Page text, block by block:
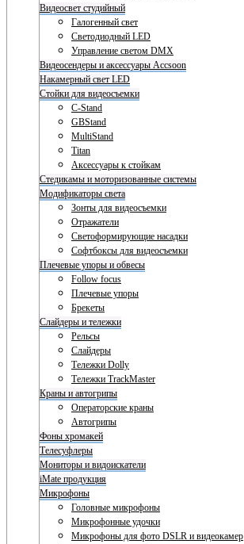
Видеосвет студийный
Галогенный свет
Светодиодный LED
Управление светом DMX
Видеосендеры и аксессуары Accsoon
Накамерный свет LED
Стойки для видеосъемки
C-Stand
GBStand
MultiStand
Titan
Аксессуары к стойкам
Стедикамы и моторизованные системы
Модификаторы света
Зонты для видеосъемки
Отражатели
Светоформирующие насадки
Софтбоксы для видеосъемки
Плечевые упоры и обвесы
Follow focus
Плечевые упоры
Брекеты
Слайдеры и тележки
Рельсы
Слайдеры
Тележки Dolly
Тележки TrackMaster
Краны и автогрипы
Операторские краны
Автогрипы
Фоны хромакей
Телесуфлеры
Мониторы и видоискатели
iMate продукция
Микрофоны
Головные микрофоны
Микрофонные удочки
Микрофоны для фото DSLR и видеокамер